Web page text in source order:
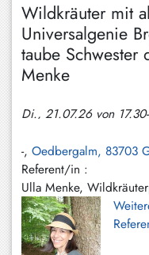
Wildkräuter mit
Universalgenie
taube Schwester
Menke
Di., 21.07.26 von
-,Oedbergalm, 83703
Referent/in :
Ulla Menke,
Hundham
Irschenberg
Leitzachtal
Miesbach
Neuhaus
Niklasreuth
Otterfing